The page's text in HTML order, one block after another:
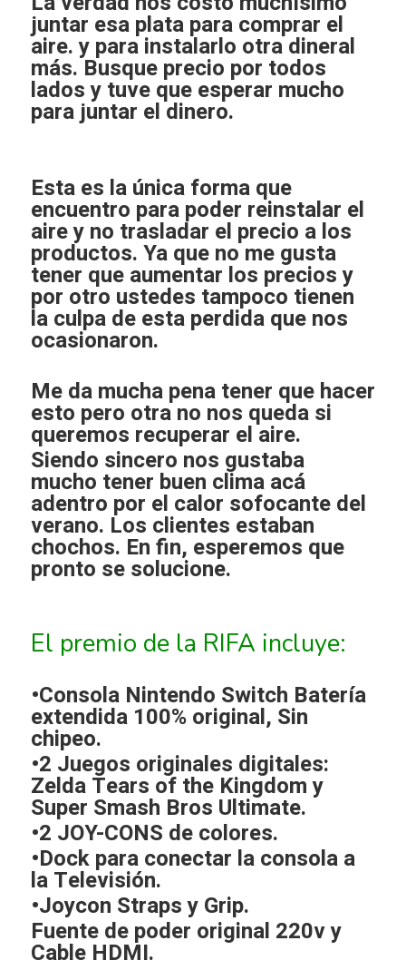
juntar esa plata para comprar el
aire. y para instalarlo otra dineral
más. Busque precio por todos
lados y tuve que esperar mucho
para juntar el dinero.
Esta es la única forma que
encuentro para poder reinstalar el
aire y no trasladar el precio a los
productos. Ya que no me gusta
tener que aumentar los precios y
por otro ustedes tampoco tienen
la culpa de esta perdida que nos
ocasionaron.
Me da mucha pena tener que hacer
esto pero otra no nos queda si
queremos recuperar el aire.
Siendo sincero nos gustaba
mucho tener buen clima acá
adentro por el calor sofocante del
verano. Los clientes estaban
chochos. En fin, esperemos que
pronto se solucione.
El premio de la RIFA incluye:
•Consola Nintendo Switch Batería
extendida 100% original, Sin
chipeo.
•2 Juegos originales digitales:
Zelda Tears of the Kingdom y
Super Smash Bros Ultimate.
•2 JOY-CONS de colores.
•Dock para conectar la consola a
la Televisión.
•Joycon Straps y Grip.
Fuente de poder original 220v y
Cable HDMI.